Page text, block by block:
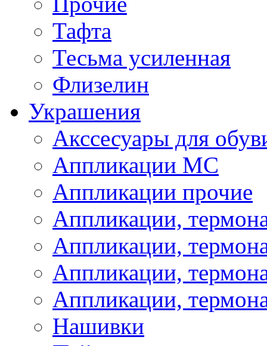
Тафта
Тесьма усиленная
Флизелин
Украшения
Акссесуары для
Аппликации МС
Аппликации прочие
Аппликации,
Аппликации,
Аппликации,
Аппликации,
Нашивки